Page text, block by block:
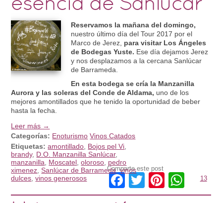
esencia de Sanlúcar
Reservamos la mañana del domingo,
nuestro último día del Tour 2017 por el
Marco de Jerez, para visitar Los Ángeles
de Bodegas Yuste. Ese día dejamos Jerez
y nos desplazamos a la cercana Sanlúcar
de Barrameda.
En esta bodega se cría la Manzanilla
Aurora y las soleras del Conde de Aldama, uno de los
mejores amontillados que he tenido la oportunidad de beber
hasta la fecha.
Leer más →
Categorías: Enoturismo Vinos Catados
Etiquetas: amontillado Bojos pel Vi
brandy, D.O. Manzanilla Sanlúcar,
manzanilla
Moscatel ,oloroso pedro
ximenez ,Sanlúcar de Barrameda,vinos
dulces ,vinos generosos
Comparte este post
Facebook
Twitter 13